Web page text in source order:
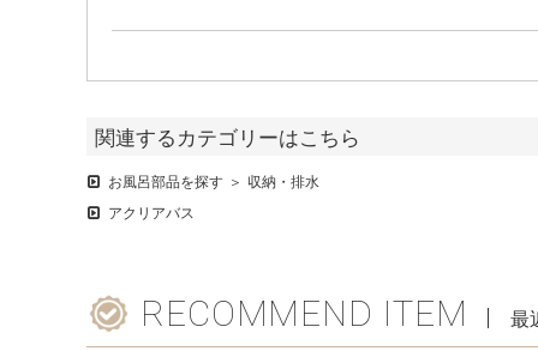
関連するカテゴリーはこちら
お風呂部品を探す
収納・排水
アクリアバス
RECOMMEND ITEM 最